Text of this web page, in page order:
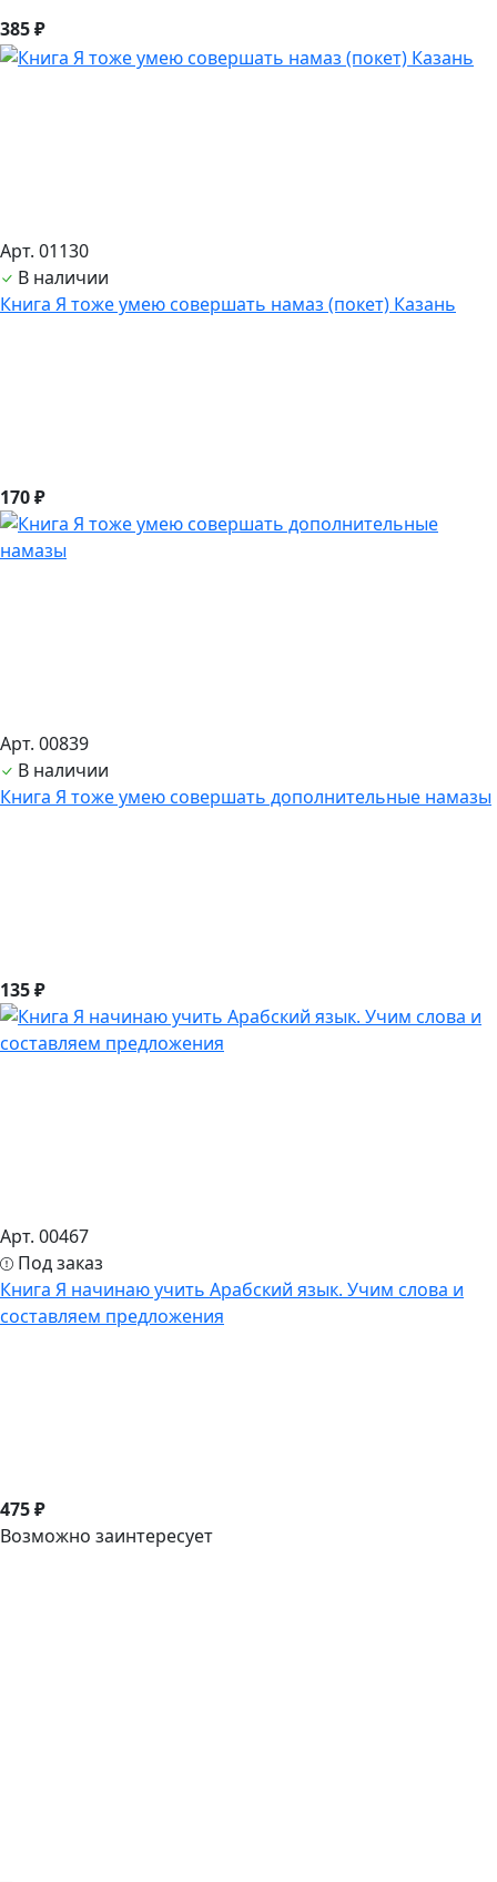
385 ₽
Арт. 01130
В наличии
Книга Я тоже умею совершать намаз (покет) Казань
170 ₽
Арт. 00839
В наличии
Книга Я тоже умею совершать дополнительные намазы
135 ₽
Арт. 00467
Под заказ
Книга Я начинаю учить Арабский язык. Учим слова и
составляем предложения
475 ₽
Возможно заинтересует